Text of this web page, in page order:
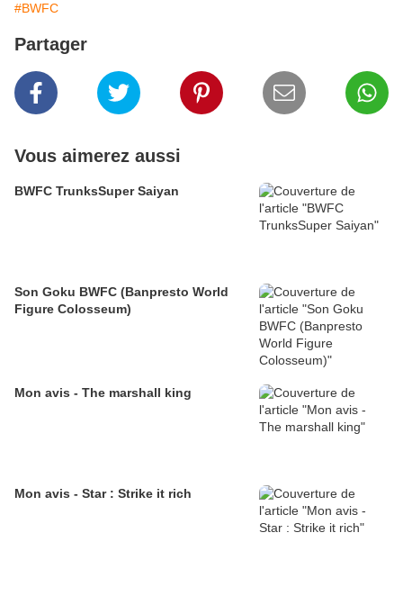
#BWFC
Partager
Vous aimerez aussi
BWFC TrunksSuper Saiyan
Son Goku BWFC (Banpresto World
Figure Colosseum)
Mon avis - The marshall king
Mon avis - Star : Strike it rich